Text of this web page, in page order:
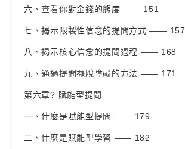
六、查看你對金錢的態度 —— 151
七、揭示限製性信念的提問方式 —— 157
八、揭示核心信念的提問過程 —— 168
九、通過提問擺脫障礙的方法 —— 171
第六章? 賦能型提問
一、什麼是賦能型提問 —— 179
二、什麼是賦能型學習 —— 182